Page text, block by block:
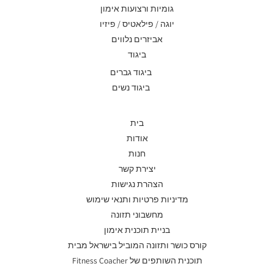
גומיות ורצועות אימון
יוגה / פילאטיס / פיזיו
אביזרים נלווים
ביגוד
ביגוד גברים
ביגוד נשים
בית
אודות
חנות
יצירת קשר
הצהרת נגישות
מדיניות פרטיות ותנאי שימוש
מחשבוני תזונה
בניית תוכנית אימון
קורס כושר ותזונה המוביל בישראל מבית
תוכנית השותפים של Fitness Coacher